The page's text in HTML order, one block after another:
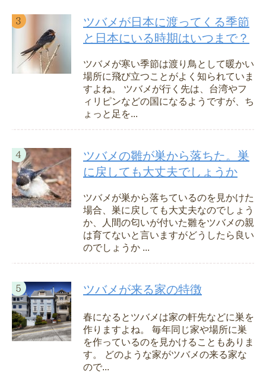
ツバメが日本に渡ってくる季節
と日本にいる時期はいつまで？
ツバメが寒い季節は渡り鳥として暖かい
場所に飛び立つことがよく知られていま
すよね。 ツバメが行く先は、台湾やフ
ィリピンなどの国になるようですが、ち
ょっと足を...
ツバメの雛が巣から落ちた。巣
に戻しても大丈夫でしょうか
ツバメが巣から落ちているのを見かけた
場合、巣に戻しても大丈夫なのでしょう
か、人間の匂いが付いた雛をツバメの親
は育てないと言いますがどうしたら良い
のでしょうか ...
ツバメが来る家の特徴
春になるとツバメは家の軒先などに巣を
作りますよね。 毎年同じ家や場所に巣
を作っているのを見かけることもありま
す。 どのような家がツバメの来る家な
ので...